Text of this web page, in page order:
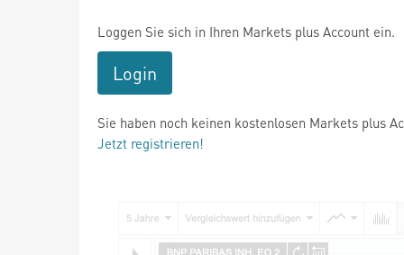
Loggen Sie sich in Ihren Markets plus Account ein.
Login
Sie haben noch keinen kostenlosen Markets plus
Jetzt registrieren!